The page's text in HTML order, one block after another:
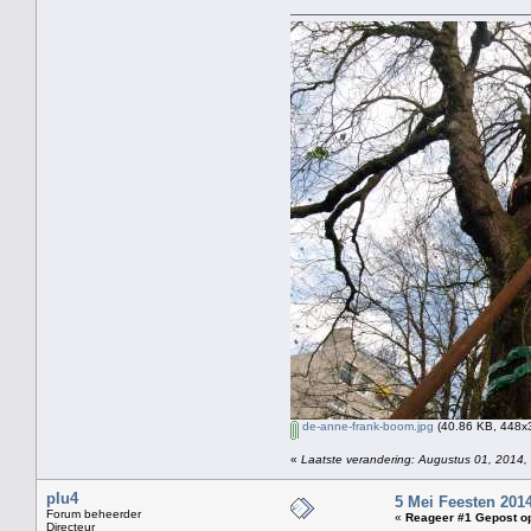
de-anne-frank-boom.jpg (40.86 KB,
« Laatste verandering: Augustus 01,
plu4
Forum beheerder
Directeur
5 Mei Feesten
« Reageer #1 Gepost